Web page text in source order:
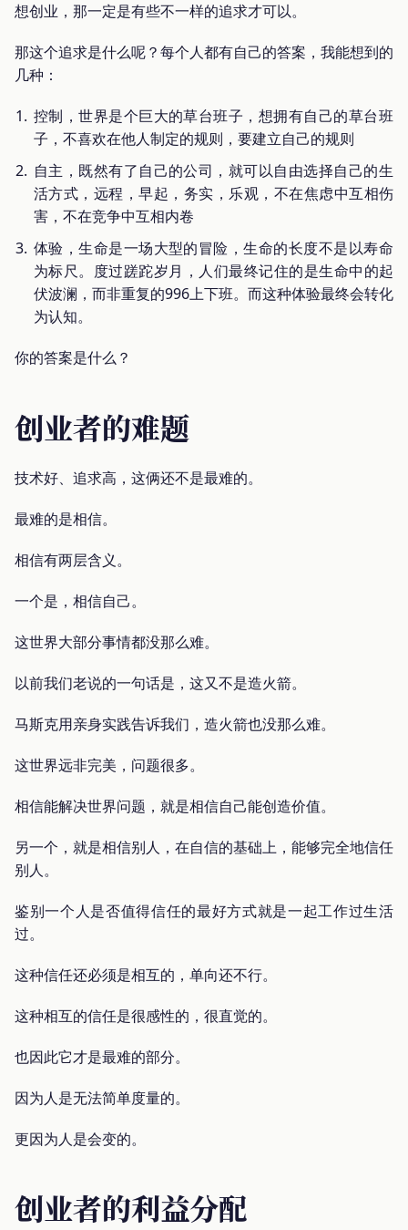
想创业，那一定是有些不一样的追求才可以。
那这个追求是什么呢？每个人都有自己的答案，我能想到的
几种：
控制，世界是个巨大的草台班子，想拥有自己的草台班
子，不喜欢在他人制定的规则，要建立自己的规则
自主，既然有了自己的公司，就可以自由选择自己的生
活方式，远程，早起，务实，乐观，不在焦虑中互相伤
害，不在竞争中互相内卷
体验，生命是一场大型的冒险，生命的长度不是以寿命
为标尺。度过蹉跎岁月，人们最终记住的是生命中的起
伏波澜，而非重复的996上下班。而这种体验最终会转化
为认知。
你的答案是什么？
创业者的难题
技术好、追求高，这俩还不是最难的。
最难的是相信。
相信有两层含义。
一个是，相信自己。
这世界大部分事情都没那么难。
以前我们老说的一句话是，这又不是造火箭。
马斯克用亲身实践告诉我们，造火箭也没那么难。
这世界远非完美，问题很多。
相信能解决世界问题，就是相信自己能创造价值。
另一个，就是相信别人，在自信的基础上，能够完全地信任
别人。
鉴别一个人是否值得信任的最好方式就是一起工作过生活
过。
这种信任还必须是相互的，单向还不行。
这种相互的信任是很感性的，很直觉的。
也因此它才是最难的部分。
因为人是无法简单度量的。
更因为人是会变的。
创业者的利益分配